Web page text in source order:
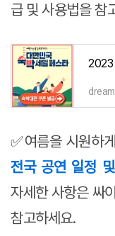
급 및 사용법을 참
✅여름을 시원하
전국 공연 일정
자세한 사항은 싸
참고하세요.